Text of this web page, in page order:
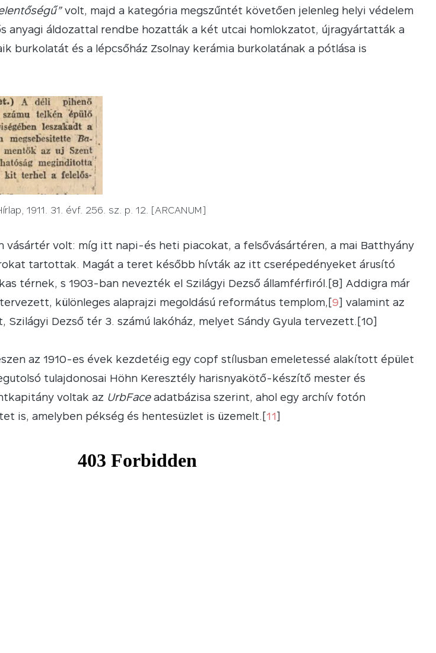
volt, majd a kategória megszűntét követően jelenleg helyi védelem
anyagi áldozattal rendbe hozatták a két utcai homlokzatot, újragyártatták a
burkolatát és a lépcsőház Zsolnay kerámia burkolatának a pótlása is
1911. 31. évf. 256. sz. p. 12. [ARCANUM]
vásártér volt: míg itt napi-és heti piacokat, a felsővásártéren, a mai Batthyány
tartottak. Magát a teret később hívták az itt cserépedényeket árusító
térnek, s 1903-ban nevezték el Szilágyi Dezső államférfiról.[8] Addigra már
különleges alaprajzi megoldású református templom,[9] valamint az
Dezső tér 3. számú lakóház, melyet Sándy Gyula tervezett.[10]
az 1910-es évek kezdetéig egy copf stílusban emeletessé alakított épület
tulajdonosai Höhn Keresztély harisnyakötő-készítő mester és
voltak az UrbFaceadatbázisa szerint, ahol egy archív fotón
is, amelyben pékség és hentesüzlet is üzemelt.[11]